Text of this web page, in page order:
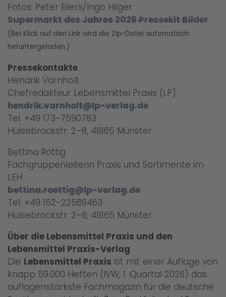
Fotos: Peter Eilers/Ingo Hilger
Supermarkt des Jahres 2026 Pressekit Bilder
(Bei Klick auf den Link wird die Zip-Datei automatisch
heruntergeladen.)
Pressekontakte
Hendrik Varnholt
Chefredakteur Lebensmittel Praxis (LP)
hendrik.varnholt@lp-verlag.de
Tel. +49 173-7590783
Hülsebrockstr. 2–8, 48165 Münster
Bettina Röttig
Fachgruppenleiterin Praxis und Sortimente im
LEH
bettina.roettig@lp-verlag.de
Tel. +49 152-22589463
Hülsebrockstr. 2–8, 48165 Münster
Über die Lebensmittel Praxis und den
Lebensmittel Praxis-Verlag
Die Lebensmittel Praxis ist mit einer Auflage von
knapp 59.000 Heften (IVW, 1. Quartal 2026) das
auflagenstärkste Fachmagazin für die deutsche